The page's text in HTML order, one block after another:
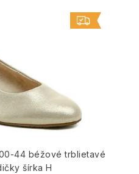
44 béžové trblietavé
šírka H